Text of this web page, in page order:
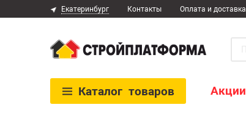
Екатеринбург Контакты Оплата и доставка
Каталог товаров Акции